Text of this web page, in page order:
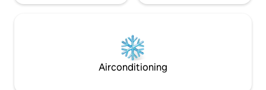
Airconditioning